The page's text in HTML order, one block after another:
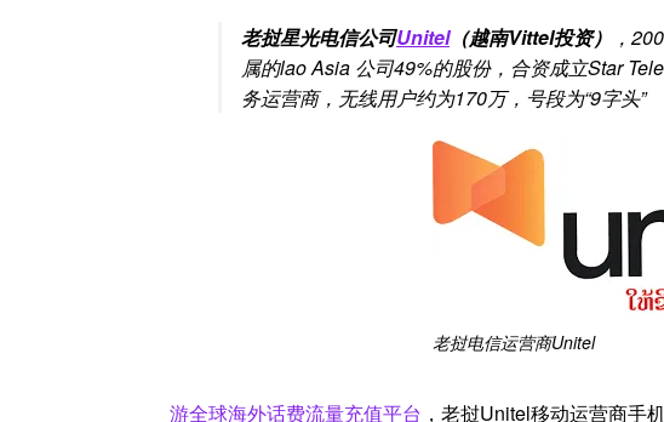
老挝星光电信公司Unitel（越南Vittel投资）
，
属的lao Asia 公司49%的股份，合资成立Star
务运营商，无线用户约为170万，号段为“9字头”
老挝电信运营商Unitel
游全球海外话费流量充值平台 ，老挝Unitel移动运营商手